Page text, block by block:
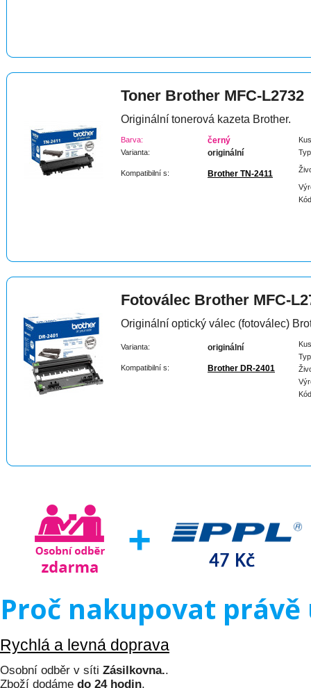
Toner Brother MFC-L2732
Originální tonerová kazeta Brother.
Barva: černý
Varianta: originální
Kompatibilní s: Brother TN-2411
Fotoválec Brother MFC-
Originální optický válec (fotoválec)
Varianta: originální
Kompatibilní s: Brother DR-2401
Proč nakupovat právě
Rychlá a levná doprava
Osobní odběr v síti Zásilkovna..
Zboží dodáme do 24 hodin.